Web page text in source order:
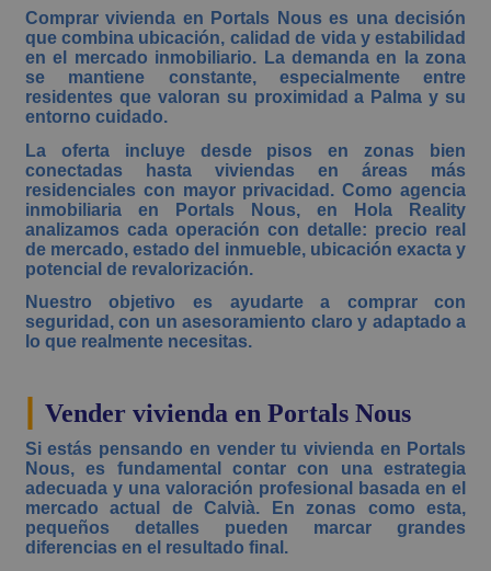
Comprar vivienda en Portals Nous es una decisión
que combina ubicación, calidad de vida y estabilidad
en el mercado inmobiliario. La demanda en la zona
se mantiene constante, especialmente entre
residentes que valoran su proximidad a Palma y su
entorno cuidado.
La oferta incluye desde pisos en zonas bien
conectadas hasta viviendas en áreas más
residenciales con mayor privacidad. Como agencia
inmobiliaria en Portals Nous, en Hola Reality
analizamos cada operación con detalle: precio real
de mercado, estado del inmueble, ubicación exacta y
potencial de revalorización.
Nuestro objetivo es ayudarte a comprar con
seguridad, con un asesoramiento claro y adaptado a
lo que realmente necesitas.
| Vender vivienda en Portals Nous
Si estás pensando en vender tu vivienda en Portals
Nous, es fundamental contar con una estrategia
adecuada y una valoración profesional basada en el
mercado actual de Calvià. En zonas como esta,
pequeños detalles pueden marcar grandes
diferencias en el resultado final.